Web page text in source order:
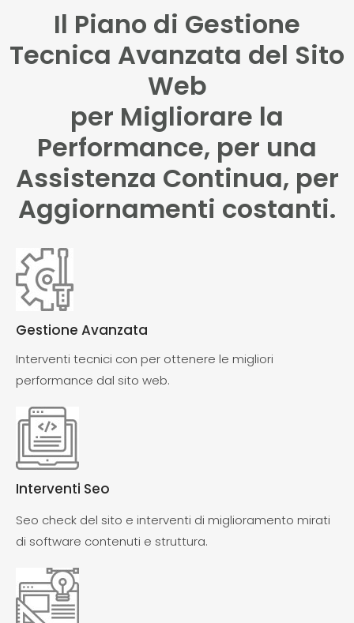
Il Piano di Gestione
Tecnica Avanzata del Sito
Web
per Migliorare la
Performance, per una
Assistenza Continua, per
Aggiornamenti costanti.
Gestione Avanzata
Interventi tecnici con per ottenere le migliori
performance dal sito web.
Interventi Seo
Seo check del sito e interventi di miglioramento mirati
di software contenuti e struttura.